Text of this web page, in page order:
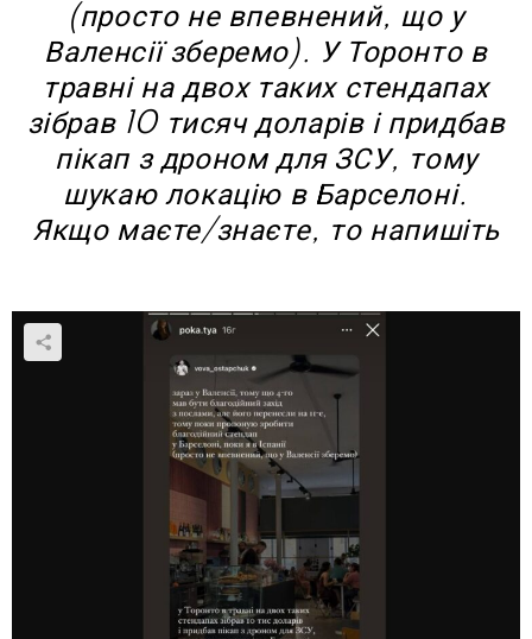
(просто не впевнений, що у
Валенсії зберемо). У Торонто в
травні на двох таких стендапах
зібрав 10 тисяч доларів і придбав
пікап з дроном для ЗСУ, тому
шукаю локацію в Барселоні.
Якщо маєте/знаєте, то напишіть